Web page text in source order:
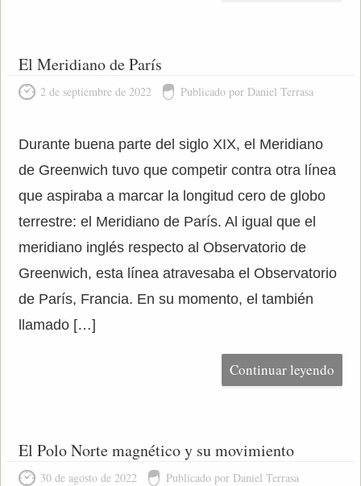
El Meridiano de París
2 de septiembre de 2022 Publicado por Daniel Terrasa
Durante buena parte del siglo XIX, el Meridiano
de Greenwich tuvo que competir contra otra línea
que aspiraba a marcar la longitud cero de globo
terrestre: el Meridiano de París. Al igual que el
meridiano inglés respecto al Observatorio de
Greenwich, esta línea atravesaba el Observatorio
de París, Francia. En su momento, el también
llamado […]
Continuar leyendo
El Polo Norte magnético y su movimiento
30 de agosto de 2022 Publicado por Daniel Terrasa